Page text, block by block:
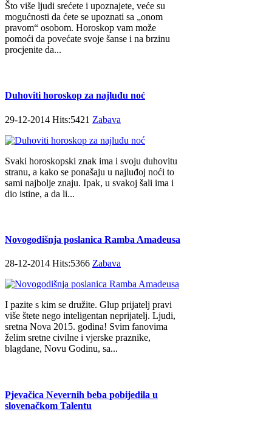
Što više ljudi srećete i upoznajete, veće su
mogućnosti da ćete se upoznati sa „onom
pravom“ osobom. Horoskop vam može
pomoći da povećate svoje šanse i na brzinu
procjenite da...
Duhoviti horoskop za najluđu noć
29-12-2014 Hits:5421 Zabava
Svaki horoskopski znak ima i svoju duhovitu
stranu, a kako se ponašaju u najluđoj noći to
sami najbolje znaju. Ipak, u svakoj šali ima i
dio istine, a da li...
Novogodišnja poslanica Ramba Amadeusa
28-12-2014 Hits:5366 Zabava
I pazite s kim se družite. Glup prijatelj pravi
više štete nego inteligentan neprijatelj. Ljudi,
sretna Nova 2015. godina! Svim fanovima
želim sretne civilne i vjerske praznike,
blagdane, Novu Godinu, sa...
Pjevačica Nevernih beba pobijedila u
slovenačkom Talentu